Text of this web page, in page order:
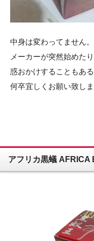
中身は変わってません。
メーカーが突然始めた
惑おかけすることもあ
何卒宜しくお願い致しま
アフリカ黒蟻